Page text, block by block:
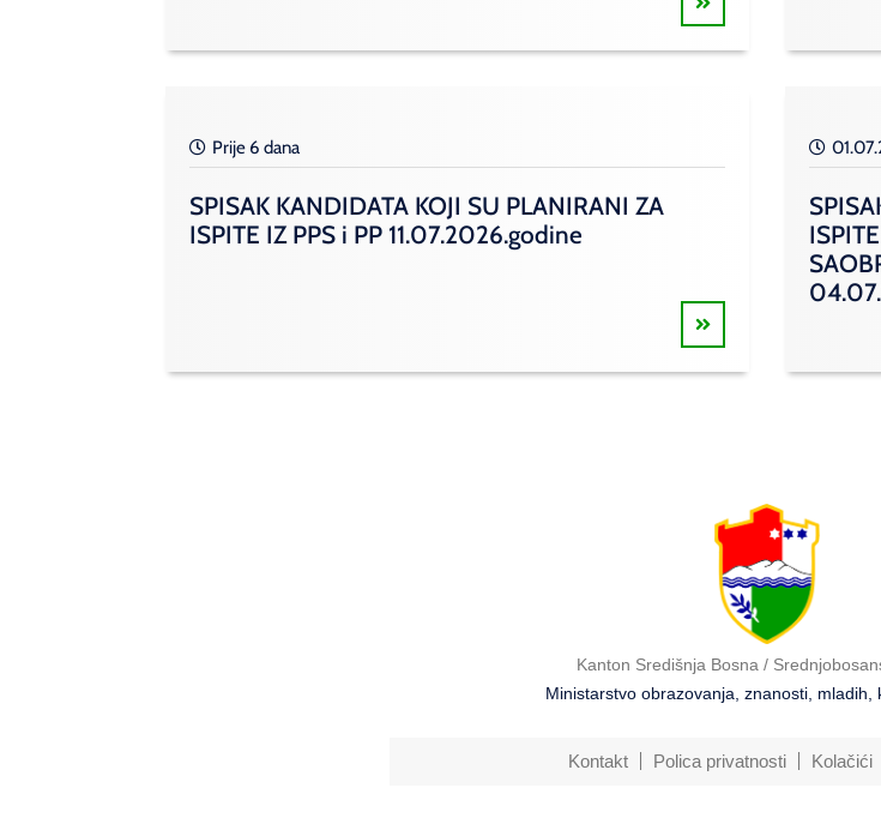
Prije 6 dana
SPISAK KANDIDATA KOJI SU PLANIRANI ZA
ISPITE IZ PPS i PP 11.07.2026.godine
Kanton Središnja Bosna /
Ministarstvo obrazovanja, znanosti, mladih,
Kontakt Polica privatnosti Kolačići